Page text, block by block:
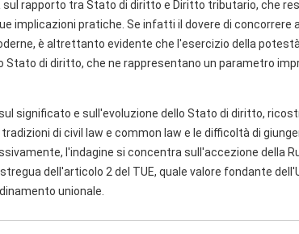
rapporto tra Stato di diritto e Diritto tributario, che
implicazioni pratiche. Se infatti il dovere di concorrere
è altrettanto evidente che l'esercizio della
di diritto, che ne rappresentano un parametro
significato e sull'evoluzione dello Stato di diritto,
di civil law e common law e le difficoltà di
l'indagine si concentra sull'accezione della
dell'articolo 2 del TUE, quale valore fondante
unionale.